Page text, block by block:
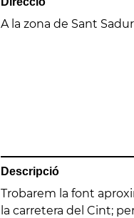
A la zona de Sant
Descripció
Trobarem la font
la carretera del Cint;
tova de la roca, i que
posterior del salt